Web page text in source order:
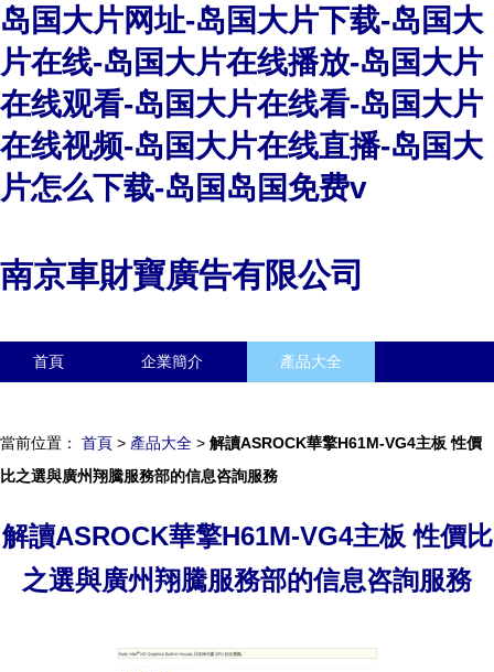
岛国大片网址-岛国大片下载-岛国大
片在线-岛国大片在线播放-岛国大片
在线观看-岛国大片在线看-岛国大片
在线视频-岛国大片在线直播-岛国大
片怎么下载-岛国岛国免费v
南京車財寶廣告有限公司
首頁 企業簡介 產品大全
當前位置： 首頁 > 產品大全 > 解讀ASROCK華擎H61M-VG4主板 性價
比之選與廣州翔騰服務部的信息咨詢服務
解讀ASROCK華擎H61M-VG4主板 性價比
之選與廣州翔騰服務部的信息咨詢服務